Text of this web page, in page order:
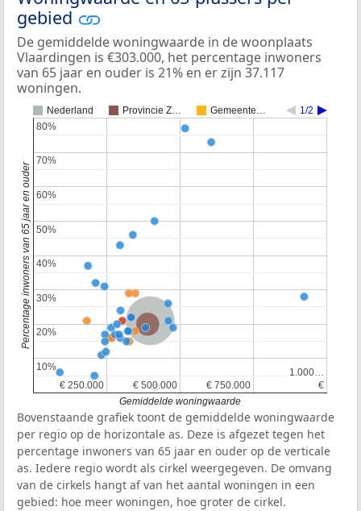
gebied
De gemiddelde woningwaarde in de woonplaats
Vlaardingen is €303.000, het percentage inwoners
van 65 jaar en ouder is 21% en er zijn 37.117
woningen.
Nederland Provincie Z… Gemeente… 1/2
Nederland
Provincie Zuid-Holland
€ 250.000
€ 250.000 € 500.000
€ 500.000 € 750.000
€ 750.000 €
€
1.000…
1.000…
10%
10%
20%
20%
30%
30%
40%
40%
50%
50%
60%
60%
70%
70%
80%
80%
Gemiddelde woningwaarde
Percentage inwoners van 65 jaar en ouder
Bovenstaande grafiek toont de gemiddelde woningwaarde
per regio op de horizontale as. Deze is afgezet tegen het
percentage inwoners van 65 jaar en ouder op de verticale
as. Iedere regio wordt als cirkel weergegeven. De omvang
van de cirkels hangt af van het aantal woningen in een
gebied: hoe meer woningen, hoe groter de cirkel.